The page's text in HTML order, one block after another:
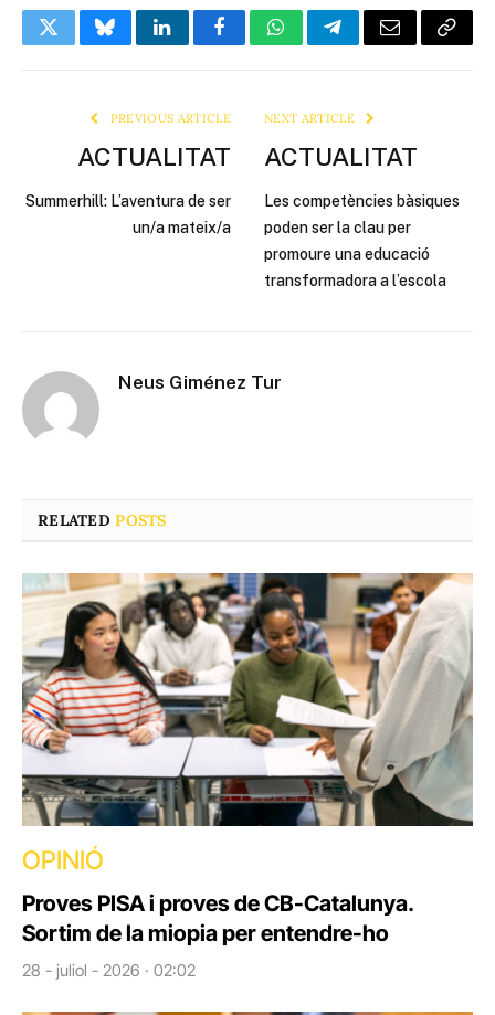
TwitterBlueskyLinkedInFacebookWhatsAppTelegramEmail Copy
PREVIOUS ARTICLE
ACTUALITAT
Summerhill: L’aventura de ser
un/a mateix/a
NEXT ARTICLE
ACTUALITAT
Les competències bàsiques
poden ser la clau per
promoure una educació
transformadora a l’escola
Neus Giménez Tur
RELATEDPOSTS
OPINIÓ
Proves PISA i proves de CB-Catalunya.
Sortim de la miopia per entendre-ho
28 - juliol - 2026 · 02:02